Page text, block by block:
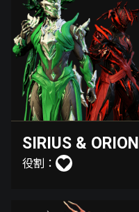
SIRIUS & ORION
役割：